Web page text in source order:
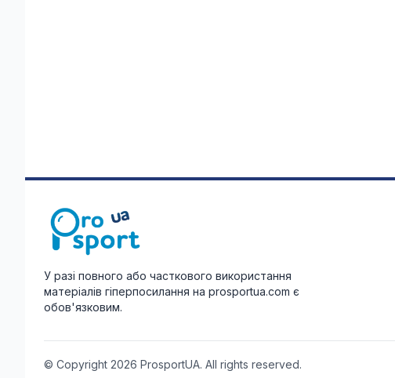
У разі повного або часткового використання
матеріалів гіперпосилання на prosportua.com є
обов'язковим.
© Copyright 2026 ProsportUA. All rights reserved.